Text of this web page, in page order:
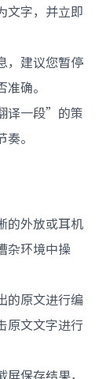
文字，并立即
，建议您暂停
确。
译一段”的策
。
的外放或耳机
杂环境中操
的原文进行编
原文文字进行
保存结果，